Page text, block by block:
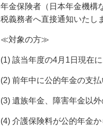
年金保険者（日本年金機構
税義務者へ直接通知いたし
≪対象の方≫
(1) 該当年度の4月1日現在
(2) 前年中に公的年金の支
(3) 遺族年金、障害年金以
(4) 介護保険料が公的年金